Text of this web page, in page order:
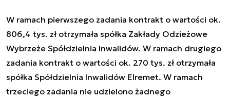
W ramach pierwszego zadania kontrakt o wartości ok.
806,4 tys. zł otrzymała spółka Zakłady Odzieżowe
Wybrzeże Spółdzielnia Inwalidów. W ramach drugiego
zadania kontrakt o wartości ok. 270 tys. zł otrzymała
spółka Spółdzielnia Inwalidów Elremet. W ramach
trzeciego zadania nie udzielono żadnego